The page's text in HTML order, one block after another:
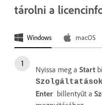
tárolni a
Windows macOS
Nyissa meg a Start
Szolgáltatások
Enter billentyűt a